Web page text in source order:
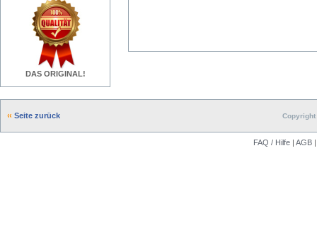
DAS ORIGINAL!
Seite zurück
FAQ / Hilfe | AGB